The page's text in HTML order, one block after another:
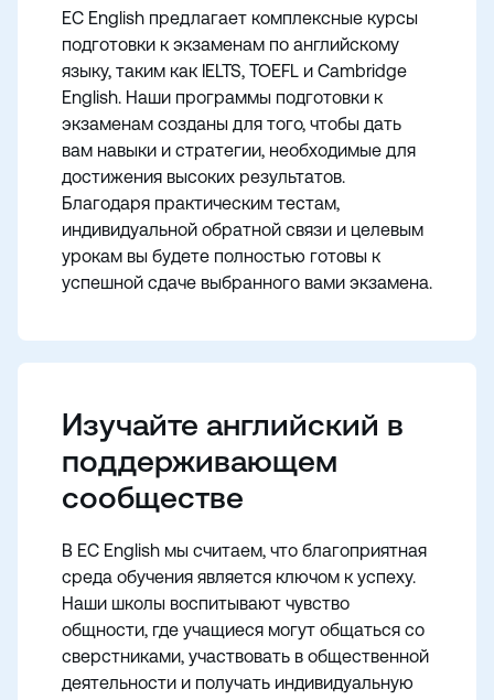
EC English предлагает комплексные курсы
подготовки к экзаменам по английскому
языку, таким как IELTS, TOEFL и Cambridge
English. Наши программы подготовки к
экзаменам созданы для того, чтобы дать
вам навыки и стратегии, необходимые для
достижения высоких результатов.
Благодаря практическим тестам,
индивидуальной обратной связи и целевым
урокам вы будете полностью готовы к
успешной сдаче выбранного вами экзамена.
Изучайте английский в
поддерживающем
сообществе
В EC English мы считаем, что благоприятная
среда обучения является ключом к успеху.
Наши школы воспитывают чувство
общности, где учащиеся могут общаться со
сверстниками, участвовать в общественной
деятельности и получать индивидуальную